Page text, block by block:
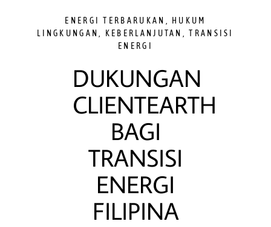
ENERGI TERBARUKAN
HUKUM
LINGKUNGAN
KEBERLANJUTAN ,TRANSISI
ENERGI
DUKUNGAN
CLIENTEARTH
BAGI
TRANSISI
ENERGI
FILIPINA